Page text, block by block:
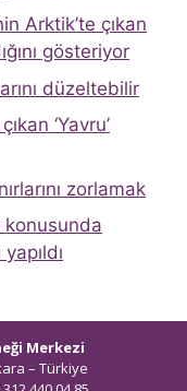
Arktik’te çıkan
gösteriyor
düzeltebilir
‘Yavru’
zorlamak
Merkezi
– Türkiye